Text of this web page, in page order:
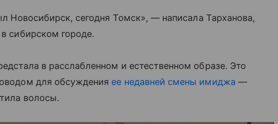
Новосибирск, сегодня Томск», — написала Тарханова,
сибирском городе.
в расслабленном и естественном образе. Это
для обсуждения ее недавней смены имиджа —
волосы.